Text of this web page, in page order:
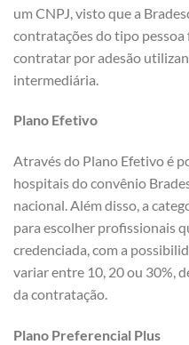
um CNPJ, visto que a
contratações do tipo pessoa
contratar por adesão
intermediária.
Plano Efetivo
Através do Plano Efetivo é
hospitais do convênio
nacional. Além disso, a
para escolher profissionais
credenciada, com a
variar entre 10, 20 ou 30%,
da contratação.
Plano Preferencial Plus